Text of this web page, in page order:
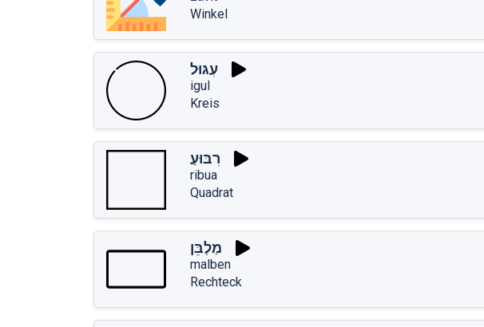
Winkel
עִגּוּל
igul
Kreis
רִבּוּעַ
ribua
Quadrat
מַלְבֵּן
malben
Rechteck